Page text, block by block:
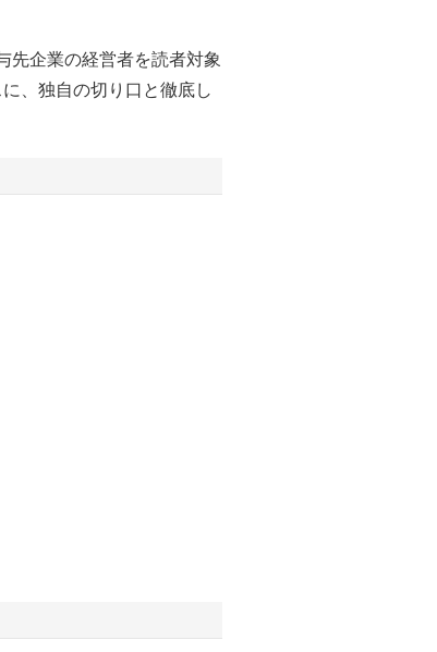
先企業の経営者を読者対象
、独自の切り口と徹底し